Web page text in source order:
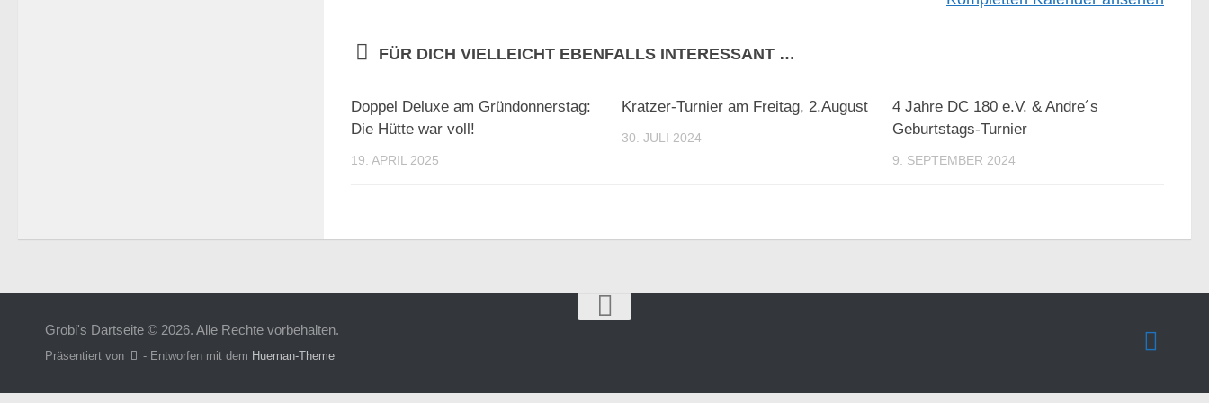
FÜR DICH VIELLEICHT EBENFALLS INTERESSANT …
Doppel Deluxe am Gründonnerstag:
Die Hütte war voll!
19. APRIL 2025
Kratzer-Turnier am Freitag, 2.August
30. JULI 2024
4 Jahre DC 180 e.V. & Andre´s
Geburtstags-Turnier
9. SEPTEMBER 2024
Grobi's Dartseite © 2026. Alle Rechte vorbehalten.
Präsentiert von - Entworfen mit dem Hueman-Theme